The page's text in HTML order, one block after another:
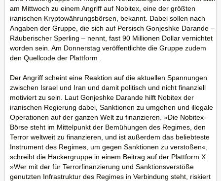
am Mittwoch zu einem Angriff auf Nobitex, eine der größten
iranischen Kryptowährungsbörsen, bekannt. Dabei sollen nach
Angaben der Gruppe, die sich auf Persisch Gonjeshke Darande –
Räuberischer Sperling – nennt, fast 90 Millionen Dollar vernichtet
worden sein. Am Donnerstag veröffentlichte die Gruppe zudem
den Quellcode der Plattform .
Der Angriff scheint eine Reaktion auf die aktuellen Spannungen
zwischen Israel und Iran und damit politisch und nicht finanziell
motiviert zu sein. Laut Gonjeshke Darande hilft Nobitex der
iranischen Regierung dabei, Sanktionen zu umgehen und illegale
Operationen auf der ganzen Welt zu finanzieren. »Die Nobitex-
Börse steht im Mittelpunkt der Bemühungen des Regimes, den
Terror weltweit zu finanzieren, und ist außerdem das beliebteste
Instrument des Regimes, um gegen Sanktionen zu verstoßen«,
schreibt die Hackergruppe in einem Beitrag auf der Plattform X .
»Wer mit der für Terrorfinanzierung und Sanktionsverstöße
genutzten Infrastruktur des Regimes in Verbindung steht, riskiert